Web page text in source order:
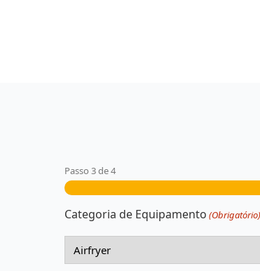
Passo 3de4
Categoria de Equipamento (Obrigatório)